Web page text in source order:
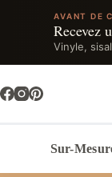
AVANT DE
Recevez
Vinyle,
au
contenu
Sur-